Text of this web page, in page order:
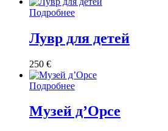
Подробнее
Лувр для детей
250 €
Подробнее
Музей д’Орсе